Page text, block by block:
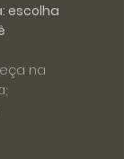
escolha
na